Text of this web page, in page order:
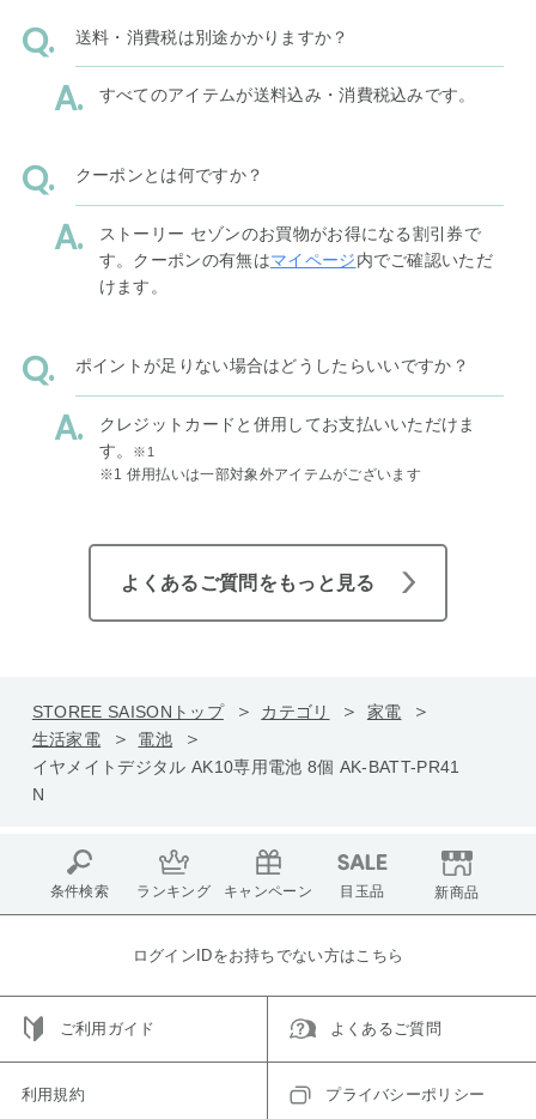
送料・消費税は別途かかりますか？
すべてのアイテムが送料込み・消費税込みです。
クーポンとは何ですか？
ストーリー セゾンのお買物がお得になる割引券で
す。クーポンの有無はマイページ内でご確認いただ
けます。
ポイントが足りない場合はどうしたらいいですか？
クレジットカードと併用してお支払いいただけま
す。
※1
※1 併用払いは一部対象外アイテムがございます
よくあるご質問をもっと見る
STOREE SAISONトップ カテゴリ
家電
生活家電
電池
イヤメイトデジタル AK10専用電池 8個 AK-BATT-PR41
N
条件検索 ランキング キャンペーン 目玉品 新商品
ログインIDをお持ちでない方はこちら
ご利用ガイド よくあるご質問
利用規約 プライバシーポリシー